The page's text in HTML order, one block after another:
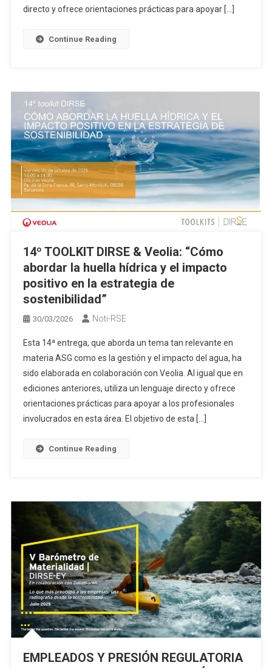
directo y ofrece orientaciones prácticas para apoyar […]
Continue Reading
14º TOOLKIT DIRSE & Veolia: “Cómo
abordar la huella hídrica y el impacto
positivo en la estrategia de
sostenibilidad”
30/03/2026 Noti-RSE
Esta 14ª entrega, que aborda un tema tan relevante en
materia ASG como es la gestión y el impacto del agua, ha
sido elaborada en colaboración con Veolia. Al igual que en
ediciones anteriores, utiliza un lenguaje directo y ofrece
orientaciones prácticas para apoyar a los profesionales
involucrados en esta área. El objetivo de esta […]
Continue Reading
EMPLEADOS Y PRESIÓN REGULATORIA